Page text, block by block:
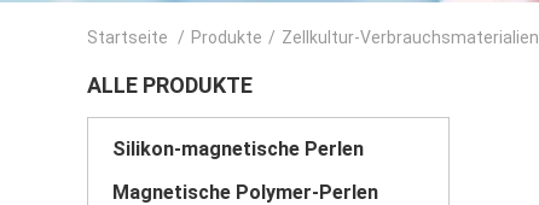
Startseite / Produkte / Zellkultur-Verbrauchsmaterialien
ALLE PRODUKTE
Silikon-magnetische Perlen
Magnetische Polymer-Perlen